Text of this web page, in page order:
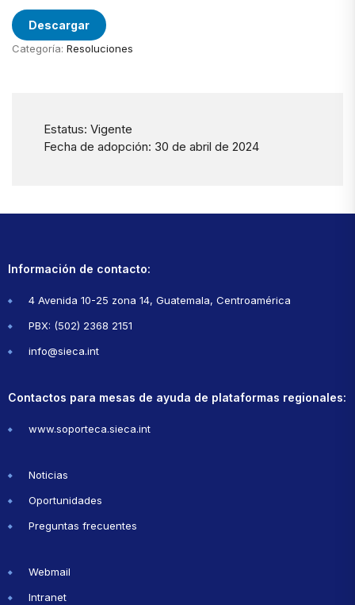
Descargar
Categoría: Resoluciones
Estatus: Vigente
Fecha de adopción: 30 de abril de 2024
Información de contacto:
4 Avenida 10-25 zona 14, Guatemala, Centroamérica
PBX: (502) 2368 2151
info@sieca.int
Contactos para mesas de ayuda de plataformas regionales:
www.soporteca.sieca.int
Noticias
Oportunidades
Preguntas frecuentes
Webmail
Intranet